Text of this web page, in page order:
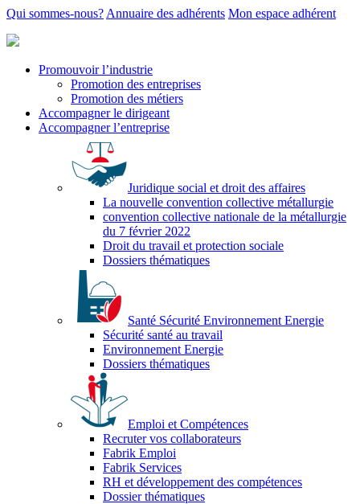
Qui sommes-nous? Annuaire des adhérents Mon espace adhérent
Promouvoir l’industrie
Promotion des entreprises
Promotion des métiers
Accompagner le dirigeant
Accompagner l’entreprise
Juridique social et droit des affaires
La nouvelle convention collective métallurgie
convention collective nationale de la métallurgie
du 7 février 2022
Droit du travail et protection sociale
Dossiers thématiques
Santé Sécurité Environnement Energie
Sécurité santé au travail
Environnement Energie
Dossiers thématiques
Emploi et Compétences
Recruter vos collaborateurs
Fabrik Emploi
Fabrik Services
RH et développement des compétences
Dossier thématiques